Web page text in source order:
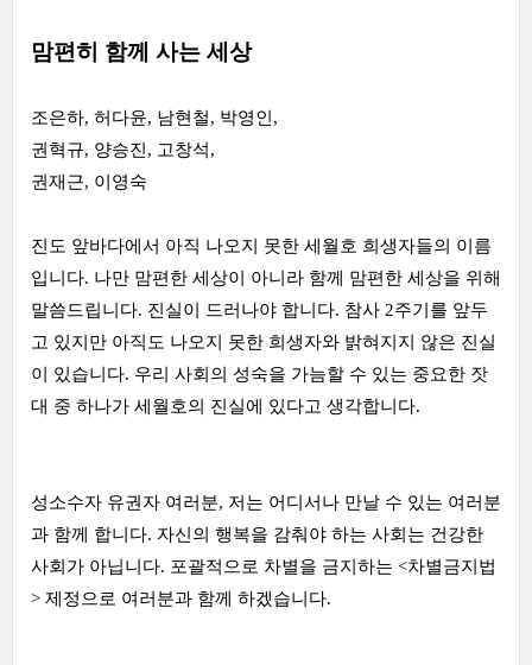
맘편히 함께 사는 세상
조은하, 허다윤, 남현철, 박영인,
권혁규, 양승진, 고창석,
권재근, 이영숙
진도 앞바다에서 아직 나오지 못한 세월호 희생자들의 이름
입니다. 나만 맘편한 세상이 아니라 함께 맘편한 세상을 위해
말씀드립니다. 진실이 드러나야 합니다. 참사 2주기를 앞두
고 있지만 아직도 나오지 못한 희생자와 밝혀지지 않은 진실
이 있습니다. 우리 사회의 성숙을 가늠할 수 있는 중요한 잣
대 중 하나가 세월호의 진실에 있다고 생각합니다.
성소수자 유권자 여러분, 저는 어디서나 만날 수 있는 여러분
과 함께 합니다. 자신의 행복을 감춰야 하는 사회는 건강한
사회가 아닙니다. 포괄적으로 차별을 금지하는 <차별금지법
> 제정으로 여러분과 함께 하겠습니다.